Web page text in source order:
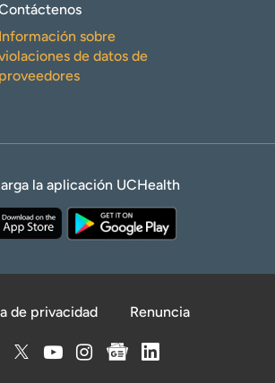
Información sobre
de datos de
proveedores
la aplicación UCHealth
de privacidad Renuncia